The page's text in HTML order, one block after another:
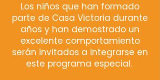
Los niños que han formado
parte de Casa Victoria durante
años y han demostrado un
excelente comportamiento
serán invitados a integrarse en
este programa especial.